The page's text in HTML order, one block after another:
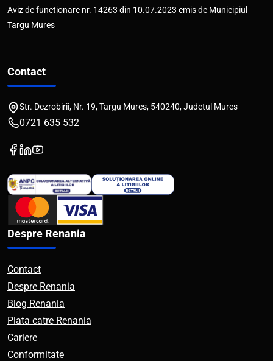
Aviz de functionare nr. 14263 din 10.07.2023 emis de Municipiul
Targu Mures
Contact
Str. Dezrobirii, Nr. 19, Targu Mures, 540240, Judetul Mures
0721 635 532
Despre Renania
Contact
Despre Renania
Blog Renania
Plata catre Renania
Cariere
Conformitate